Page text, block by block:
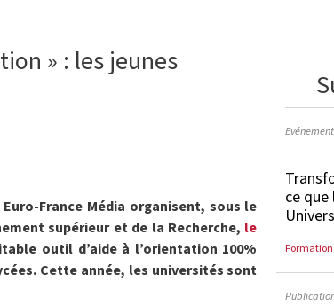
» : les jeunes
France Média organisent, sous le
supérieur et de la Recherche, le
outil d’aide à l’orientation 100%
Cette année, les universités sont
ce
Formation